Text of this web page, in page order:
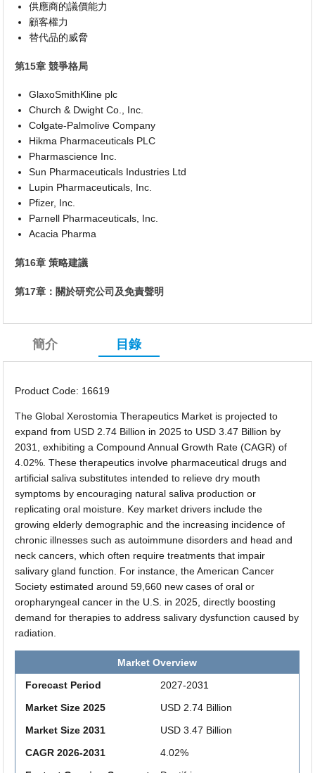
供應商的議價能力
顧客權力
替代品的威脅
第15章 競爭格局
GlaxoSmithKline plc
Church & Dwight Co., Inc.
Colgate-Palmolive Company
Hikma Pharmaceuticals PLC
Pharmascience Inc.
Sun Pharmaceuticals Industries Ltd
Lupin Pharmaceuticals, Inc.
Pfizer, Inc.
Parnell Pharmaceuticals, Inc.
Acacia Pharma
第16章 策略建議
第17章：關於研究公司及免責聲明
簡介 目錄
Product Code: 16619
The Global Xerostomia Therapeutics Market is projected to
expand from USD 2.74 Billion in 2025 to USD 3.47 Billion by
2031, exhibiting a Compound Annual Growth Rate (CAGR) of
4.02%. These therapeutics involve pharmaceutical drugs and
artificial saliva substitutes intended to relieve dry mouth
symptoms by encouraging natural saliva production or
replicating oral moisture. Key market drivers include the
growing elderly demographic and the increasing incidence of
chronic illnesses such as autoimmune disorders and head and
neck cancers, which often require treatments that impair
salivary gland function. For instance, the American Cancer
Society estimated around 59,660 new cases of oral or
oropharyngeal cancer in the U.S. in 2025, directly boosting
demand for therapies to address salivary dysfunction caused by
radiation.
Market Overview
Forecast Period
2027-2031
Market Size 2025
USD 2.74 Billion
Market Size 2031
USD 3.47 Billion
CAGR 2026-2031
4.02%